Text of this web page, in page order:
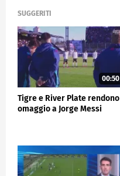
SUGGERITI
00:50
Tigre e River Plate rendono
omaggio a Jorge Messi